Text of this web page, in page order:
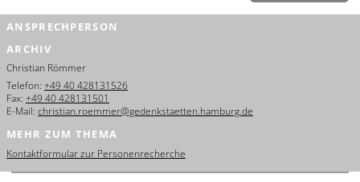
Français
Dansk
Español
ANSPRECHPERSON
ARCHIV
Christian Römmer
Telefon: +49 40 428131526
Fax: +49 40 428131501
E-Mail: christian.roemmer@gedenkstaetten.hamburg.de
MEHR ZUM THEMA
Kontaktformular zur Personenrecherche